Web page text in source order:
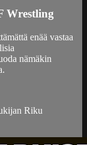
Wrestling
enää vastaa
nämäkin
Riku